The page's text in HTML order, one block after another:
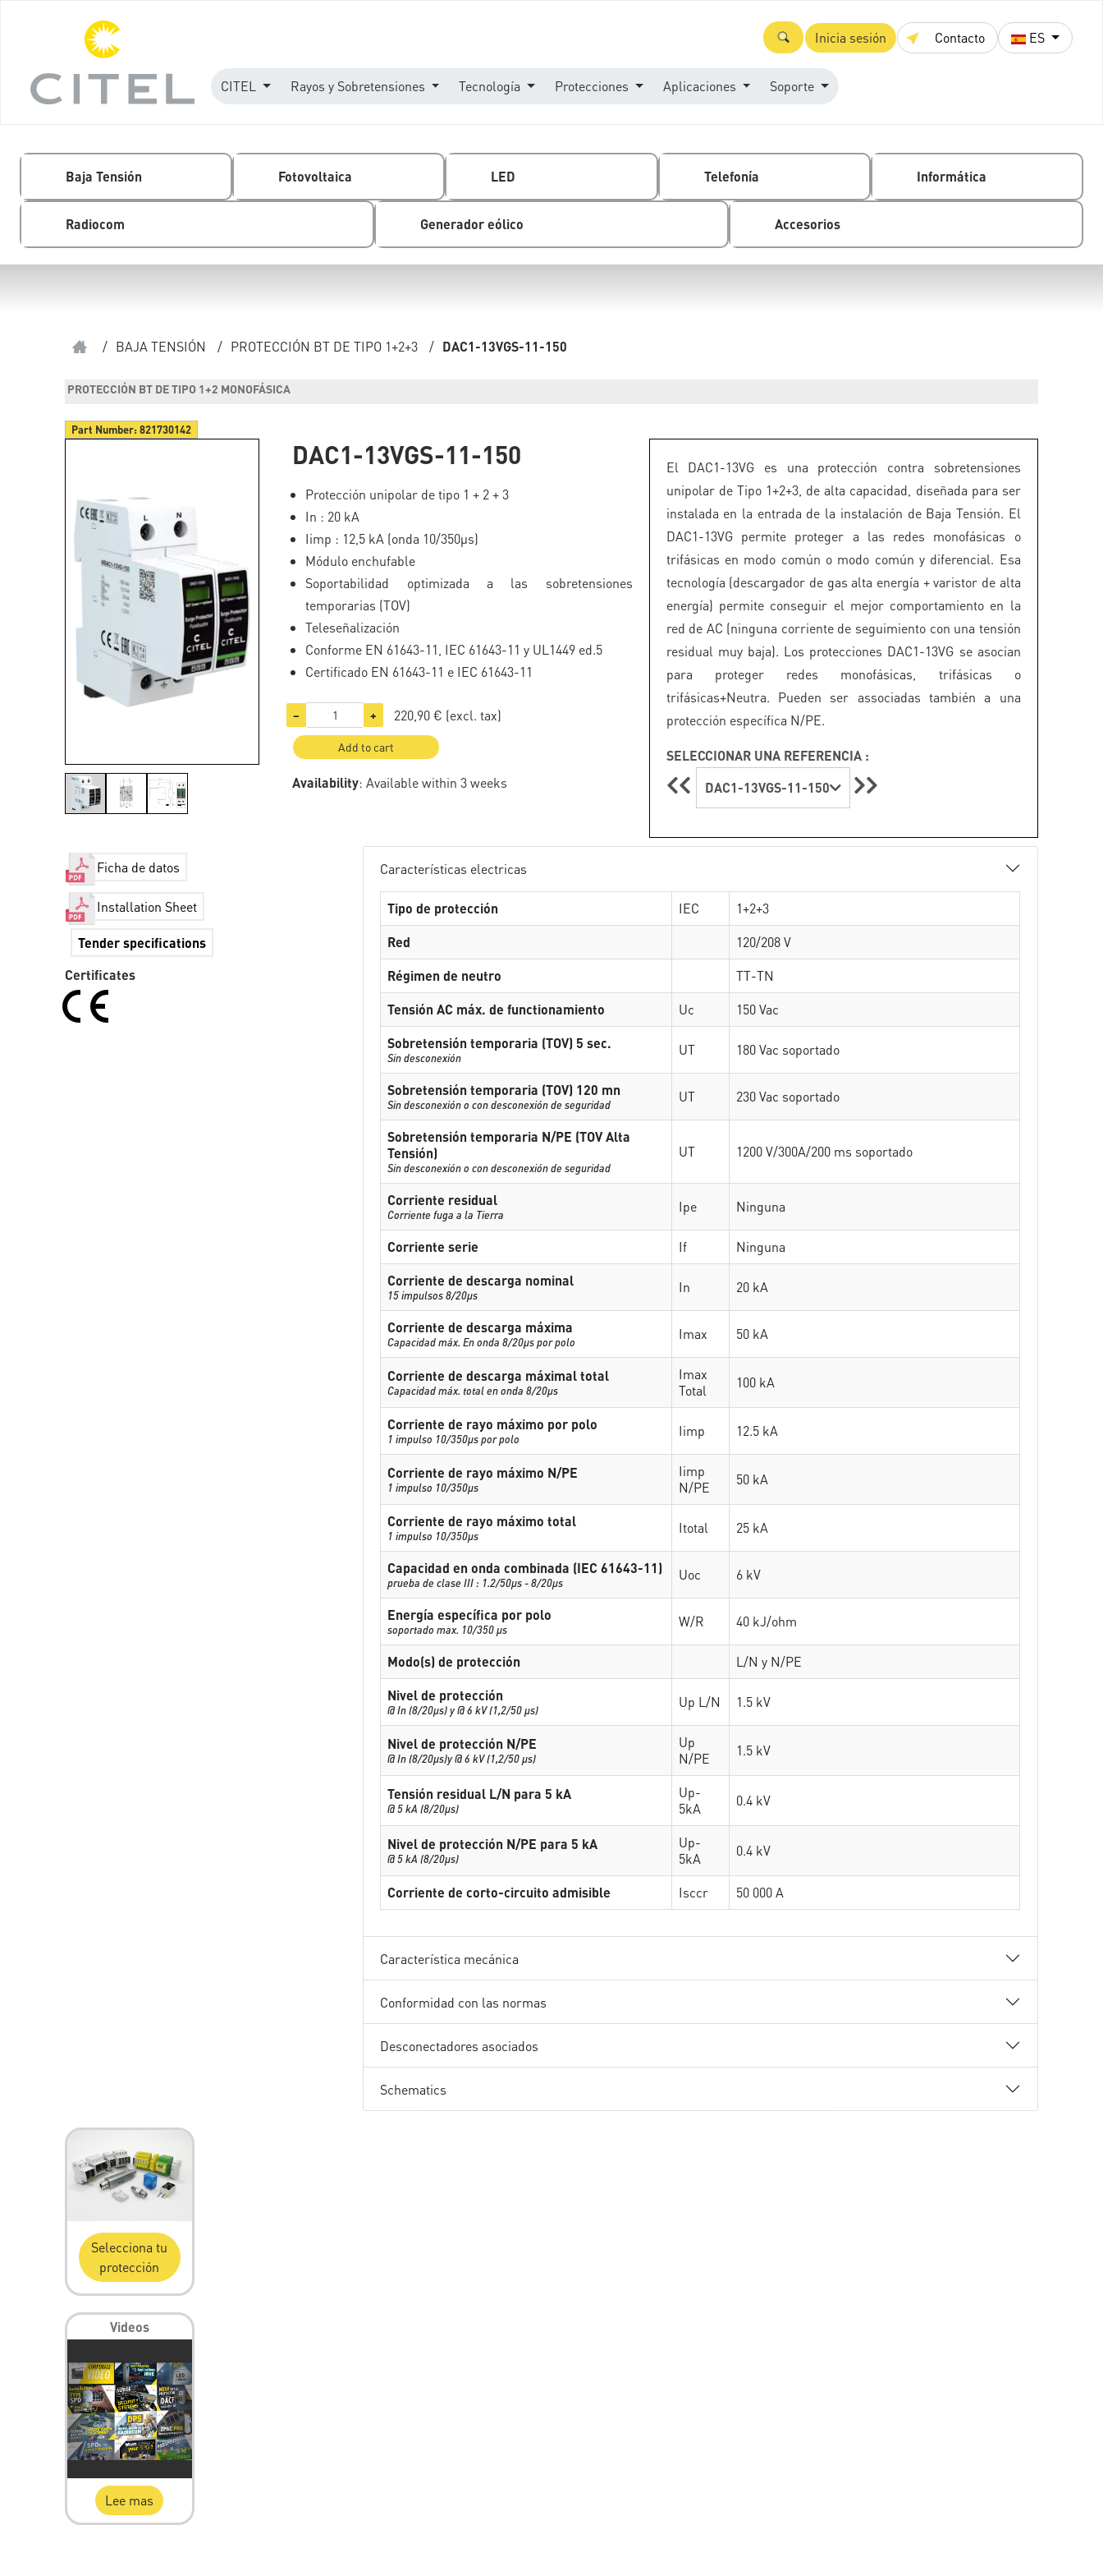
Inicia sesión Contacto ES
CITEL Rayos y Sobretensiones Tecnología Protecciones Aplicaciones Soporte
Baja Tensión Fotovoltaica LED Telefonía Informática
Radiocom Generador eólico Accesorios
/ BAJA TENSIÓN / PROTECCIÓN BT DE TIPO 1+2+3 / DAC1-13VGS-11-150
PROTECCIÓN BT DE TIPO 1+2 MONOFÁSICA
Part Number:821730142
DAC1-13VGS-11-150
Protección unipolar de tipo 1 + 2 + 3
In : 20 kA
Iimp : 12,5 kA (onda 10/350µs)
Módulo enchufable
Soportabilidad optimizada a las sobretensiones
temporarias (TOV)
Teleseñalización
Conforme EN 61643-11, IEC 61643-11 y UL1449 ed.5
Certificado EN 61643-11 e IEC 61643-11
− + 220,90 € (excl. tax)
Add to cart
Availability: Available within 3 weeks
El DAC1-13VG es una protección contra sobretensiones
unipolar de Tipo 1+2+3, de alta capacidad, diseñada para ser
instalada en la entrada de la instalación de Baja Tensión. El
DAC1-13VG permite proteger a las redes monofásicas o
trifásicas en modo común o modo común y diferencial. Esa
tecnología (descargador de gas alta energía + varistor de alta
energía) permite conseguir el mejor comportamiento en la
red de AC (ninguna corriente de seguimiento con una tensión
residual muy baja). Los protecciones DAC1-13VG se asocian
para proteger redes monofásicas, trifásicas o
trifásicas+Neutra. Pueden ser associadas también a una
protección específica N/PE.
SELECCIONAR UNA REFERENCIA :
DAC1-13VGS-11-150
Ficha de datos
Installation Sheet
Tender specifications
Certificates
Características electricas
Tipo de protección IEC
1+2+3
Red
120/208 V
Régimen de neutro
TT-TN
Tensión AC máx. de functionamiento
Uc
150 Vac
Sobretensión temporaria (TOV) 5 sec.
Sin desconexión UT 180 Vac soportado
Sobretensión temporaria (TOV) 120 mn
Sin desconexión o con desconexión de seguridad UT 230 Vac soportado
Sobretensión temporaria N/PE (TOV Alta
Tensión)
Sin desconexión o con desconexión de seguridad
UT 1200 V/300A/200 ms soportado
Corriente residual
Corriente fuga a la Tierra Ipe Ninguna
Corriente serie If
Ninguna
Corriente de descarga nominal
15 impulsos 8/20µs In 20 kA
Corriente de descarga máxima
Capacidad máx. En onda 8/20µs por polo Imax 50 kA
Corriente de descarga máximal total
Capacidad máx. total en onda 8/20µs
Imax
Total
100 kA
Corriente de rayo máximo por polo
1 impulso 10/350µs por polo Iimp 12.5 kA
Corriente de rayo máximo N/PE
1 impulso 10/350µs
Iimp
N/PE
50 kA
Corriente de rayo máximo total
1 impulso 10/350µs Itotal 25 kA
Capacidad en onda combinada (IEC 61643-11)
prueba de clase III : 1.2/50µs - 8/20µs Uoc 6 kV
Energía específica por polo
soportado max. 10/350 µs W/R 40 kJ/ohm
Modo(s) de protección
L/N y N/PE
Nivel de protección
@ In (8/20µs) y @ 6 kV (1,2/50 µs) Up L/N 1.5 kV
Nivel de protección N/PE
@ In (8/20µs)y @ 6 kV (1,2/50 µs)
Up
N/PE
1.5 kV
Tensión residual L/N para 5 kA
@ 5 kA (8/20µs)
Up-
5kA
0.4 kV
Nivel de protección N/PE para 5 kA
@ 5 kA (8/20µs)
Up-
5kA
0.4 kV
Corriente de corto-circuito admisible Isccr 50 000 A
Característica mecánica
Conformidad con las normas
Desconectadores asociados
Schematics
Selecciona tu
protección
Videos
Lee mas